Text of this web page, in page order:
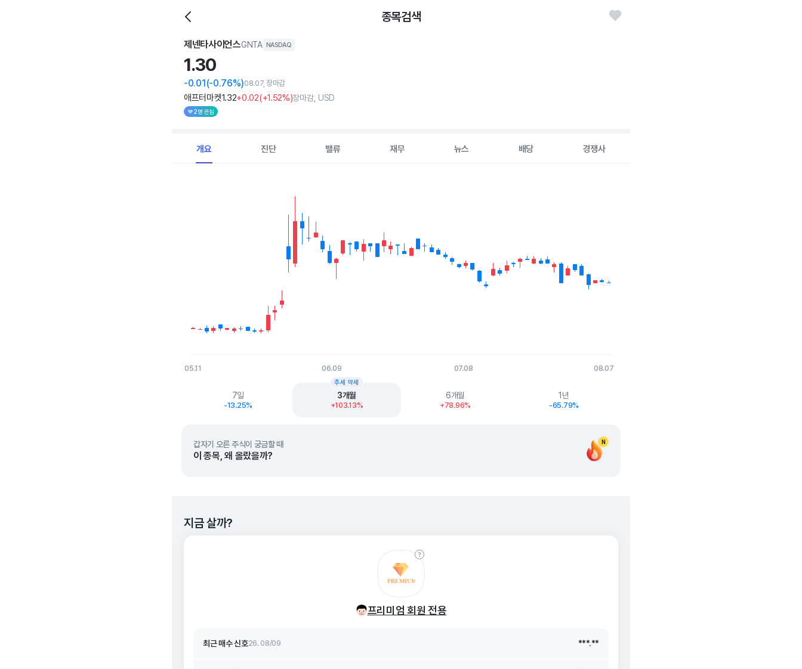
종목검색
제넨타사이언스GNTA NASDAQ
1.30
-0.01(-0.76%)08.07, 장마감
애프터마켓1.32+0.02(+1.52%)장마감, USD
2명 관심
개요 진단 밸류 재무 뉴스 배당 경쟁사
The chart has 1 Y axis displaying values. Data ranges from 0.55 to 2.58.
05.11 06.09 07.08 08.07
7일
-13.25%
3개월
+103.13%
추세 약세
6개월
+78.96%
1년
-65.79%
N
갑자기 오른 주식이 궁금할 때
이 종목, 왜 올랐을까?
지금 살까?
프리미엄 회원 전용
최근 매수 신호26. 08/09 ***.**